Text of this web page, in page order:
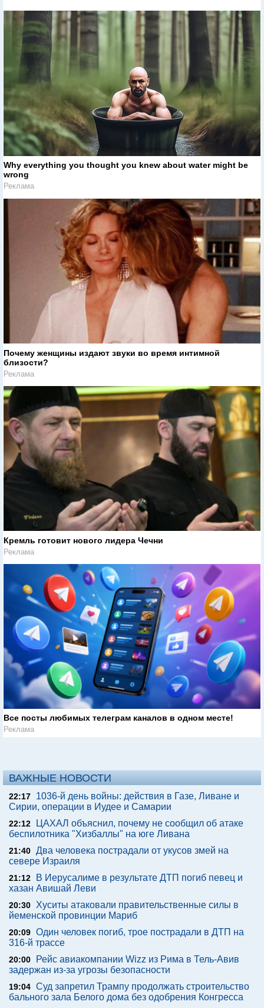
Why everything you thought you knew about water might be
wrong
Реклама
Почему женщины издают звуки во время интимной
близости?
Реклама
Кремль готовит нового лидера Чечни
Реклама
Все посты любимых телеграм каналов в одном месте!
Реклама
ВАЖНЫЕ НОВОСТИ
22:17
1036-й день войны: действия в Газе, Ливане и
Сирии, операции в Иудее и Самарии
22:12
ЦАХАЛ объяснил, почему не сообщил об атаке
беспилотника "Хизбаллы" на юге Ливана
21:40 Два человека пострадали от укусов змей на
севере Израиля
21:12
В Иерусалиме в результате ДТП погиб певец и
хазан Авишай Леви
20:30 Хуситы атаковали правительственные силы в
йеменской провинции Мариб
20:09 Один человек погиб, трое пострадали в ДТП на
316-й трассе
20:00
Рейс авиакомпании Wizz из Рима в Тель-Авив
задержан из-за угрозы безопасности
19:04 Суд запретил Трампу продолжать строительство
бального зала Белого дома без одобрения Конгресса